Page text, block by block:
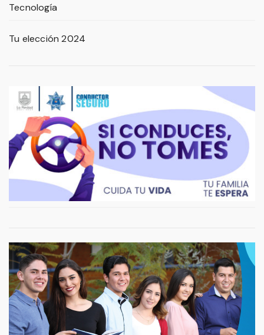
Tecnología
Tu elección 2024